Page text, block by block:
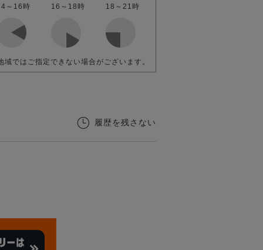
～16時 16～18時 18～21時
域ではご指定できない場合がございます。
履歴を残さない